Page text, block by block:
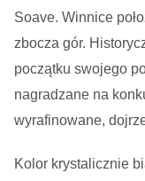
Soave. Winnice
zbocza gór.
początku swojego
nagradzane na
wyrafinowane,
Kolor krystalicznie